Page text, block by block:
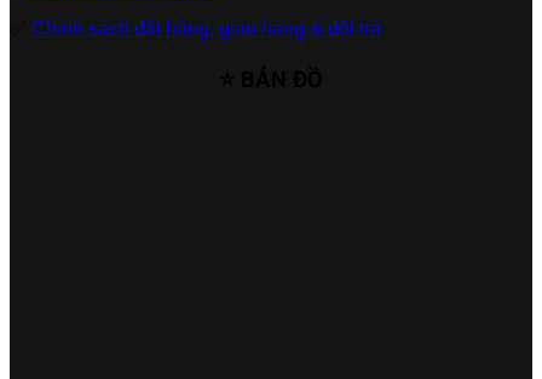
Chính sách đặt hàng, giao hàng & đổi trả